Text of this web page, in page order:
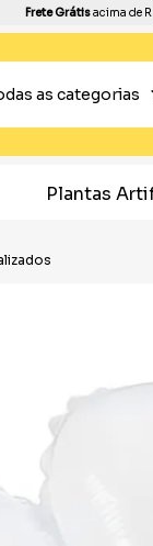
Frete Grátisacima de
as categorias
Plantas